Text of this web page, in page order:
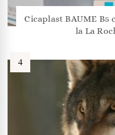
Cicaplast BAUME B5
la La